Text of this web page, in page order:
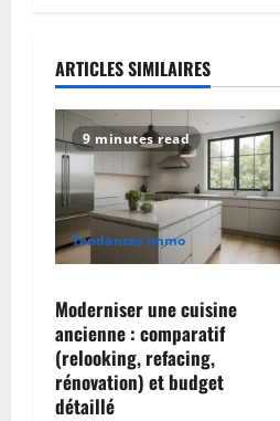
a
v
i
g
a
t
i
o
ARTICLES SIMILAIRES
9 minutes read
Tendances immo
Moderniser une cuisine
ancienne : comparatif
(relooking, refacing,
rénovation) et budget
détaillé